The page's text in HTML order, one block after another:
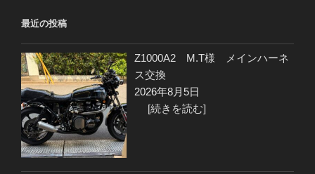
最近の投稿
Z1000A2 M.T様 メインハーネ
ス交換
2026年8月5日
[続きを読む]